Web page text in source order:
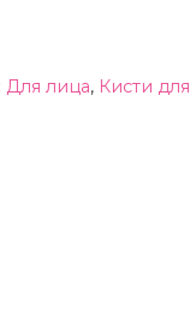
Для лица, Кисти для